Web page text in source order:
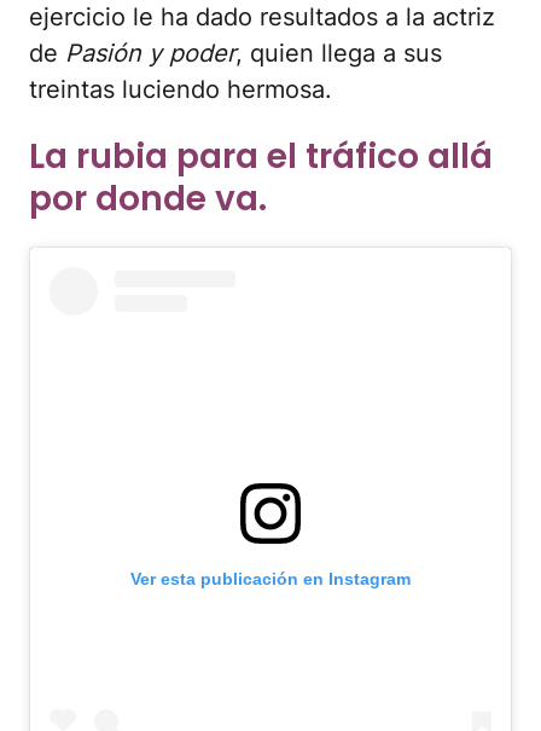
ejercicio le ha dado resultados a la actriz
de Pasión y poder, quien llega a sus
treintas luciendo hermosa.
La rubia para el tráfico allá
por donde va.
Ver esta publicación en Instagram